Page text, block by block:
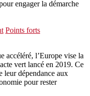
Points forts
accéléré, l’Europe vise la
vert lancé en 2019. Ce
leur dépendance aux
pour rester